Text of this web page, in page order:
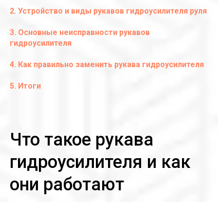
2. Устройство и виды рукавов гидроусилителя руля
3. Основные неисправности рукавов
гидроусилителя
4. Как правильно заменить рукава гидроусилителя
5. Итоги
Что такое рукава
гидроусилителя и как
они работают